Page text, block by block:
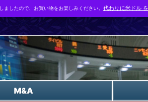
M&A
したので、お買い物をお楽しみください。 代わりに米ドル